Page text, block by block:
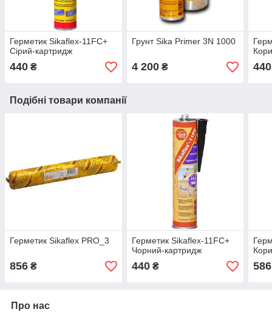
Герметик Sikaflex-11FC+
Сірий-картридж
440 ₴
Грунт Sika Primer 3N 1000
4 200₴ 440
Подібні товари компанії
Герметик Sikaflex PRO_3
856 ₴
Герметик Sikaflex-11FC+
Чорний-картридж
440₴ 586
Про нас